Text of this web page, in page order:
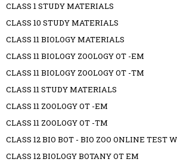
CLASS 1 STUDY MATERIALS
CLASS 10 STUDY MATERIALS
CLASS 11 BIOLOGY MATERIALS
CLASS 11 BIOLOGY ZOOLOGY OT -EM
CLASS 11 BIOLOGY ZOOLOGY OT -TM
CLASS 11 STUDY MATERIALS
CLASS 11 ZOOLOGY OT -EM
CLASS 11 ZOOLOGY OT -TM
CLASS 12 BIO BOT - BIO ZOO ONLINE TEST
CLASS 12 BIOLOGY BOTANY OT EM